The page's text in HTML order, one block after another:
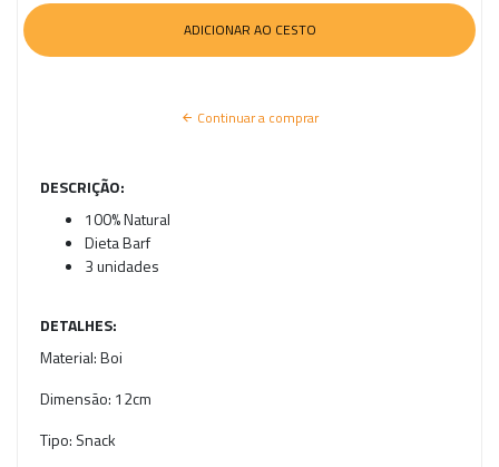
Continuar a comprar
DESCRIÇÃO:
100% Natural
Dieta Barf
3 unidades
DETALHES:
Material:Boi
Dimensão: 12cm
Tipo: Snack